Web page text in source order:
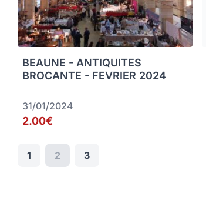
BEAUNE - ANTIQUITES
BROCANTE - FEVRIER 2024
31/01/2024
2.00€
1 2 3